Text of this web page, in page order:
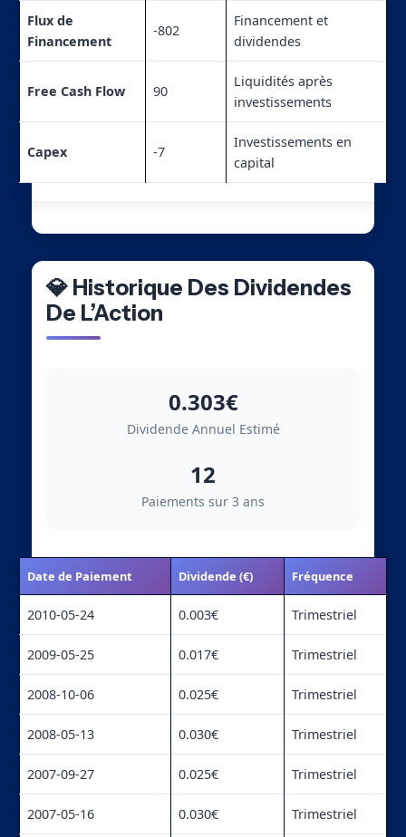
Flux de
Financement
-802
Financement et
dividendes
Free Cash Flow 90
Liquidités après
investissements
Capex -7
Investissements en
capital
💎 Historique Des Dividendes
De L’Action
0.303€
Dividende Annuel Estimé
12
Paiements sur 3 ans
Date de Paiement Dividende (€) Fréquence
2010-05-24 0.003€ Trimestriel
2009-05-25 0.017€ Trimestriel
2008-10-06 0.025€ Trimestriel
2008-05-13 0.030€ Trimestriel
2007-09-27 0.025€ Trimestriel
2007-05-16 0.030€ Trimestriel